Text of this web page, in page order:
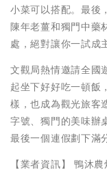
小菜可以搭配。最後
陳年老薑和獨門中藥
處，絕對讓你一試成
文觀局熱情邀請全國
起坐下好好吃一頓飯
樣，也成為觀光旅客
字號、獨門的美味辦
最後一個連假劃下滿
【業者資訊】 鴨沐